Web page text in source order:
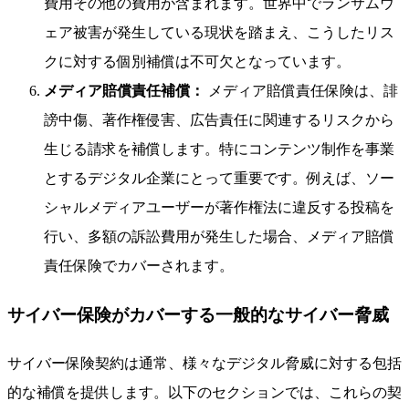
費用その他の費用が含まれます。世界中でランサムウ
ェア被害が発生している現状を踏まえ、こうしたリス
クに対する個別補償は不可欠となっています。
メディア賠償責任補償：
メディア賠償責任保険は、誹
謗中傷、著作権侵害、広告責任に関連するリスクから
生じる請求を補償します。特にコンテンツ制作を事業
とするデジタル企業にとって重要です。例えば、ソー
シャルメディアユーザーが著作権法に違反する投稿を
行い、多額の訴訟費用が発生した場合、メディア賠償
責任保険でカバーされます。
サイバー保険がカバーする一般的なサイバー脅威
サイバー保険契約は通常、様々なデジタル脅威に対する包括
的な補償を提供します。以下のセクションでは、これらの契